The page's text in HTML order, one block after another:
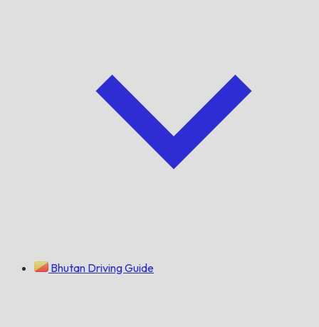
Bhutan Driving Guide